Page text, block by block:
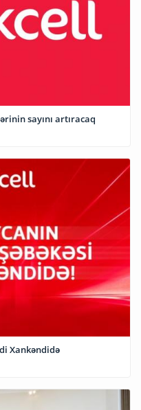
sayını artıracaq
Xankəndidə